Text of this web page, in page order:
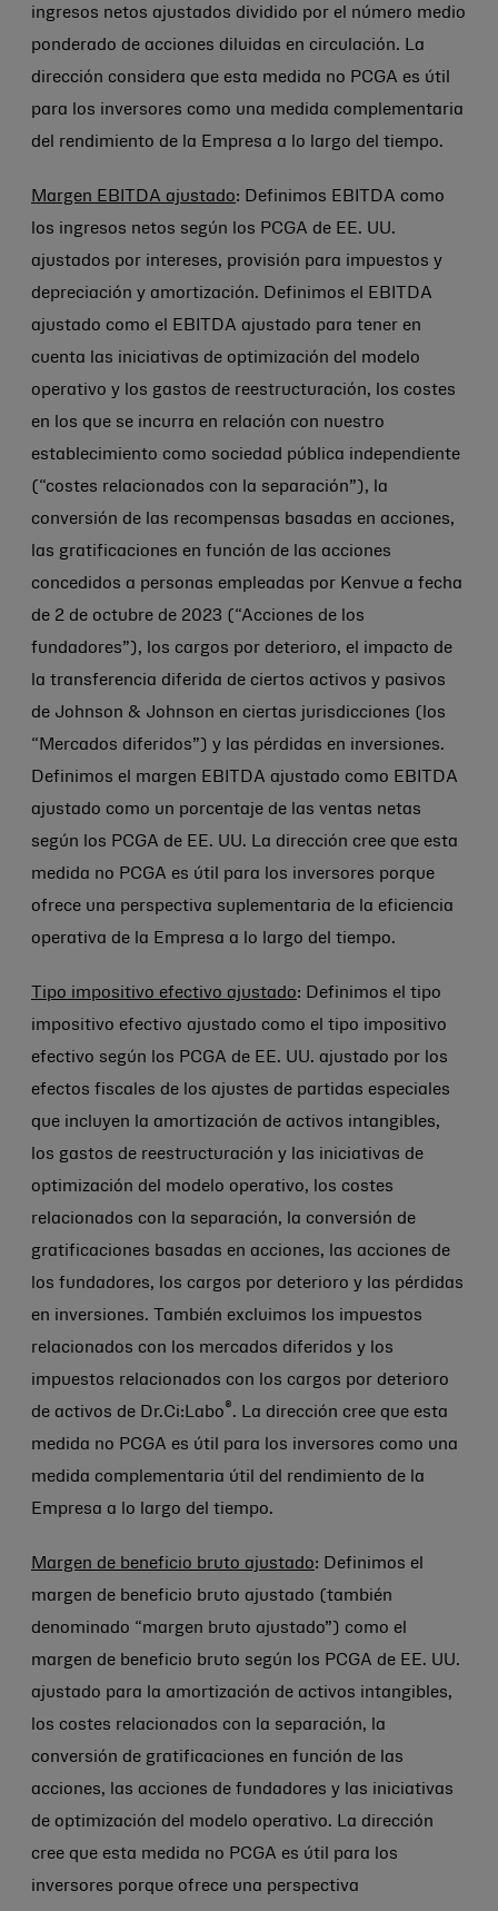
ingresos netos ajustados dividido por el número medio
ponderado de acciones diluidas en circulación. La
dirección considera que esta medida no PCGA es útil
para los inversores como una medida complementaria
del rendimiento de la Empresa a lo largo del tiempo.
Margen EBITDA ajustado: Definimos EBITDA como
los ingresos netos según los PCGA de EE. UU.
ajustados por intereses, provisión para impuestos y
depreciación y amortización. Definimos el EBITDA
ajustado como el EBITDA ajustado para tener en
cuenta las iniciativas de optimización del modelo
operativo y los gastos de reestructuración, los costes
en los que se incurra en relación con nuestro
establecimiento como sociedad pública independiente
(“costes relacionados con la separación”), la
conversión de las recompensas basadas en acciones,
las gratificaciones en función de las acciones
concedidos a personas empleadas por Kenvue a fecha
de 2 de octubre de 2023 (“Acciones de los
fundadores”), los cargos por deterioro, el impacto de
la transferencia diferida de ciertos activos y pasivos
de Johnson & Johnson en ciertas jurisdicciones (los
“Mercados diferidos”) y las pérdidas en inversiones.
Definimos el margen EBITDA ajustado como EBITDA
ajustado como un porcentaje de las ventas netas
según los PCGA de EE. UU. La dirección cree que esta
medida no PCGA es útil para los inversores porque
ofrece una perspectiva suplementaria de la eficiencia
operativa de la Empresa a lo largo del tiempo.
Tipo impositivo efectivo ajustado: Definimos el tipo
impositivo efectivo ajustado como el tipo impositivo
efectivo según los PCGA de EE. UU. ajustado por los
efectos fiscales de los ajustes de partidas especiales
que incluyen la amortización de activos intangibles,
los gastos de reestructuración y las iniciativas de
optimización del modelo operativo, los costes
relacionados con la separación, la conversión de
gratificaciones basadas en acciones, las acciones de
los fundadores, los cargos por deterioro y las pérdidas
en inversiones. También excluimos los impuestos
relacionados con los mercados diferidos y los
impuestos relacionados con los cargos por deterioro
de activos de Dr.Ci:Labo ® . La dirección cree que esta
medida no PCGA es útil para los inversores como una
medida complementaria útil del rendimiento de la
Empresa a lo largo del tiempo.
Margen de beneficio bruto ajustado: Definimos el
margen de beneficio bruto ajustado (también
denominado “margen bruto ajustado”) como el
margen de beneficio bruto según los PCGA de EE. UU.
ajustado para la amortización de activos intangibles,
los costes relacionados con la separación, la
conversión de gratificaciones en función de las
acciones, las acciones de fundadores y las iniciativas
de optimización del modelo operativo. La dirección
cree que esta medida no PCGA es útil para los
inversores porque ofrece una perspectiva